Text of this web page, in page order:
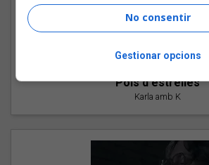
"Pols d'estrelles"
Karla amb K
No consentir
Gestionar opcions